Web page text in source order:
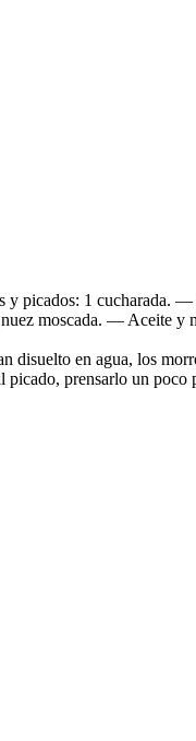
y picados: 1 cucharada.
moscada. — Aceite y
disuelto en agua, los
prensarlo un poco